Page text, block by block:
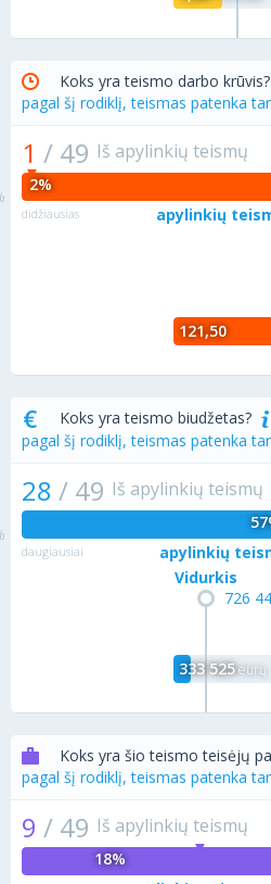
Koks yra teismo darbo krūvis?
pagal šį rodiklį, teismas patenka
1 / 49 Iš apylinkių teismų
2%
didžiausias apylinkių
121,50
Koks yra teismo biudžetas?
pagal šį rodiklį, teismas patenka
28 / 49 Iš apylinkių teismų
daugiausiai apylinkių
726
Vidurkis
333 525eurų
Koks yra šio teismo teisėjų
pagal šį rodiklį, teismas patenka
9 / 49 Iš apylinkių teismų
18%